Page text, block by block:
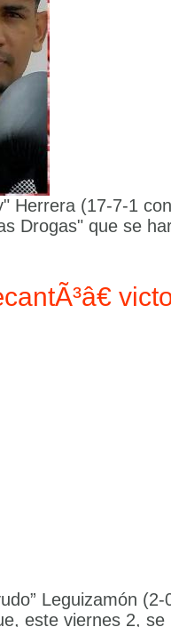
Herrera (17-7-1
Drogas" que se
Leguizamón
este viernes 2,